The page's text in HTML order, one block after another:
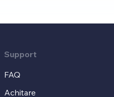
Support
FAQ
Achitare